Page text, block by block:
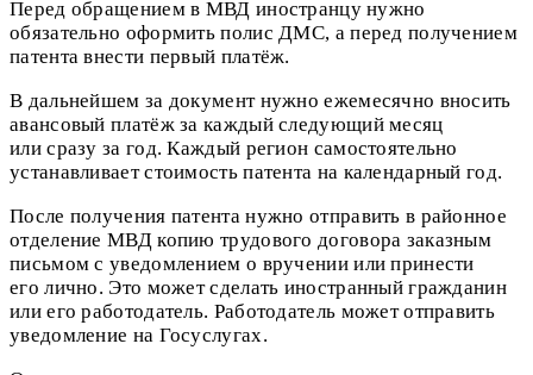
Перед обращением в МВД иностранцу нужно
обязательно оформить полис ДМС, а перед получением
патента внести первый платёж.
В дальнейшем за документ нужно ежемесячно вносить
авансовый платёж за каждый следующий месяц
или сразу за год. Каждый регион самостоятельно
устанавливает стоимость патента на календарный год.
После получения патента нужно отправить в районное
отделение МВД копию трудового договора заказным
письмом с уведомлением о вручении или принести
его лично. Это может сделать иностранный гражданин
или его работодатель. Работодатель может отправить
уведомление на Госуслугах.